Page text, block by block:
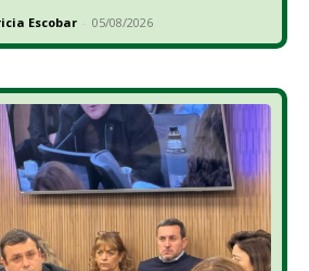
Escobar - 05/08/2026